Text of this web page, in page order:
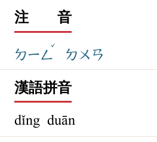
注 音
ㄉㄧㄥ
ˇ
ㄉㄨㄢ
漢語拼音
dǐng duān